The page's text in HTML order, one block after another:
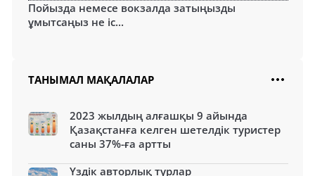
Пойызда немесе вокзалда затыңызды
ұмытсаңыз не іс...
ТАНЫМАЛ МАҚАЛАЛАР
2023 жылдың алғашқы 9 айында
Қазақстанға келген шетелдік туристер
саны 37%-ға артты
Үздік авторлық турлар